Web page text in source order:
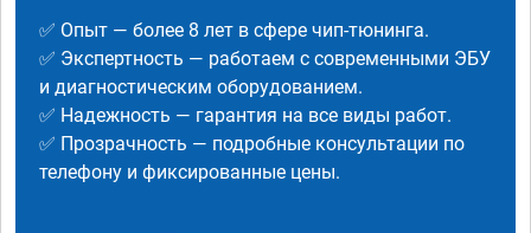
✅ Опыт — более 8 лет в сфере чип-тюнинга.
✅ Экспертность — работаем с современными ЭБУ
и диагностическим оборудованием.
✅ Надежность — гарантия на все виды работ.
✅ Прозрачность — подробные консультации по
телефону и фиксированные цены.